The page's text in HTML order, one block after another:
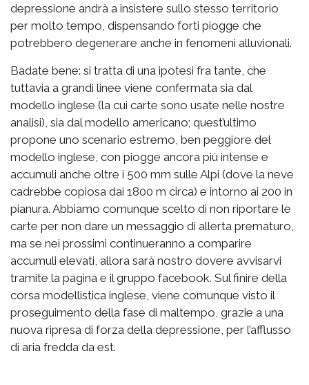
depressione andrà a insistere sullo stesso territorio
per molto tempo, dispensando forti piogge che
potrebbero degenerare anche in fenomeni alluvionali.
Badate bene: si tratta di una ipotesi fra tante, che
tuttavia a grandi linee viene confermata sia dal
modello inglese (la cui carte sono usate nelle nostre
analisi), sia dal modello americano; quest’ultimo
propone uno scenario estremo, ben peggiore del
modello inglese, con piogge ancora più intense e
accumuli anche oltre i 500 mm sulle Alpi (dove la neve
cadrebbe copiosa dai 1800 m circa) e intorno ai 200 in
pianura. Abbiamo comunque scelto di non riportare le
carte per non dare un messaggio di allerta prematuro,
ma se nei prossimi continueranno a comparire
accumuli elevati, allora sarà nostro dovere avvisarvi
tramite la pagina e il gruppo facebook. Sul finire della
corsa modellistica inglese, viene comunque visto il
proseguimento della fase di maltempo, grazie a una
nuova ripresa di forza della depressione, per l’afflusso
di aria fredda da est.